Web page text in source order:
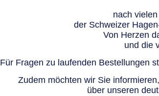
nach
der Schweizer
Von Herzen
und die
Für Fragen zu laufenden Bestellungen
Zudem möchten wir Sie
über unseren